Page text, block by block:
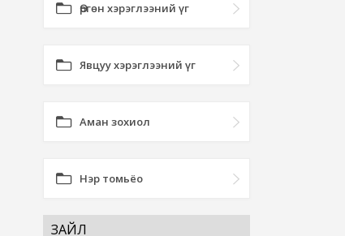
Өргөн хэрэглээний үг
Явцуу хэрэглээний үг
Аман зохиол
Нэр томьёо
ЗАЙЛ